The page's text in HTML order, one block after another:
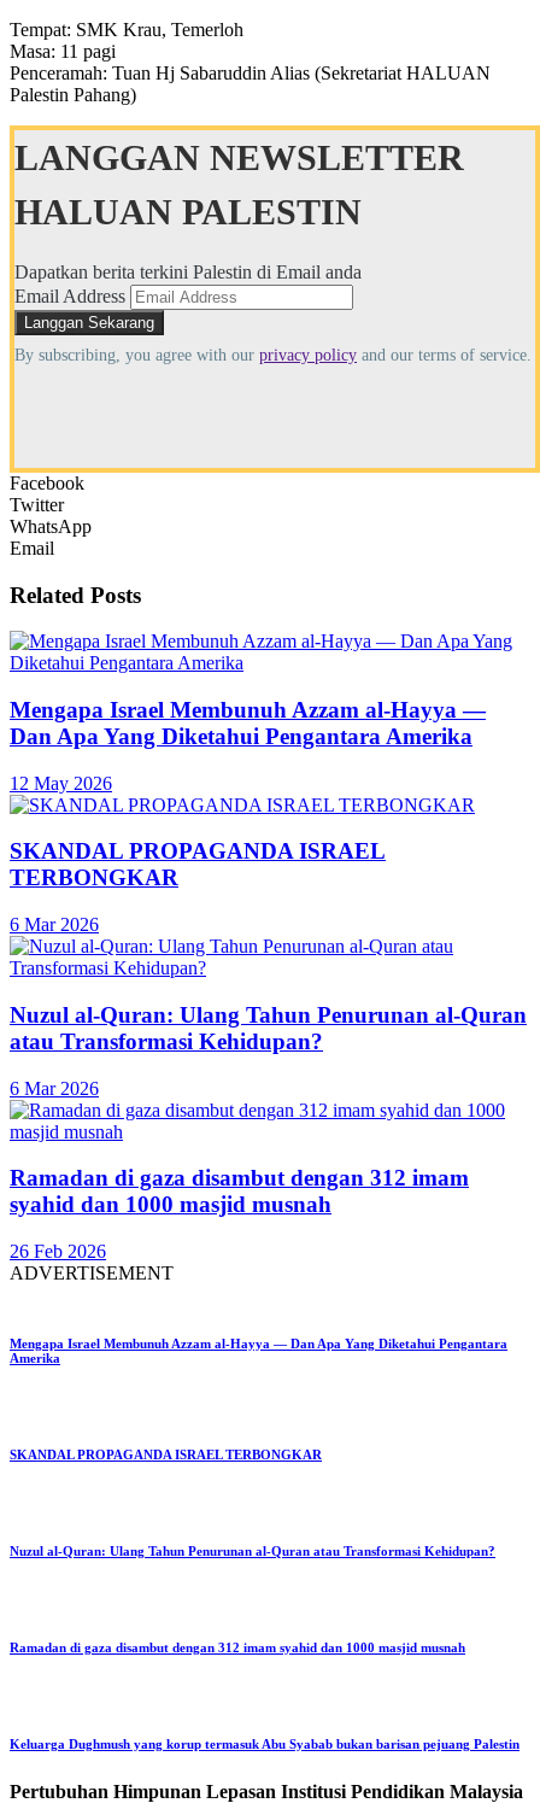
Tempat: SMK Krau, Temerloh
Masa: 11 pagi
Penceramah: Tuan Hj Sabaruddin Alias (Sekretariat HALUAN
Palestin Pahang)
LANGGAN NEWSLETTER
HALUAN PALESTIN
Dapatkan berita terkini Palestin di Email anda
Email Address
By subscribing, you agree with our privacy policy and our terms of service.
Facebook
Twitter
WhatsApp
Email
Related Posts
Mengapa Israel Membunuh Azzam al-Hayya —
Dan Apa Yang Diketahui Pengantara Amerika
12 May 2026
SKANDAL PROPAGANDA ISRAEL
TERBONGKAR
6 Mar 2026
Nuzul al-Quran: Ulang Tahun Penurunan al-Quran
atau Transformasi Kehidupan?
6 Mar 2026
Ramadan di gaza disambut dengan 312 imam
syahid dan 1000 masjid musnah
26 Feb 2026
ADVERTISEMENT
Mengapa Israel Membunuh Azzam al-Hayya — Dan Apa Yang Diketahui Pengantara
Amerika
SKANDAL PROPAGANDA ISRAEL TERBONGKAR
Nuzul al-Quran: Ulang Tahun Penurunan al-Quran atau Transformasi Kehidupan?
Ramadan di gaza disambut dengan 312 imam syahid dan 1000 masjid musnah
Keluarga Dughmush yang korup termasuk Abu Syabab bukan barisan pejuang Palestin
Pertubuhan Himpunan Lepasan Institusi Pendidikan Malaysia